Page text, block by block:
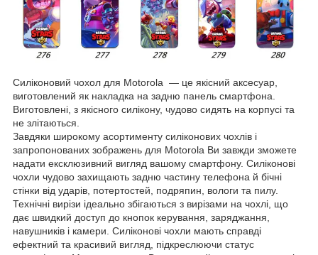
Силіконовий чохол для Motorola — це якісний аксесуар,
виготовлений як накладка на задню панель смартфона.
Виготовлені, з якісного силікону, чудово сидять на корпусі та
не злітаються.
Завдяки широкому асортименту силіконових чохлів і
запропонованих зображень для Motorola Ви завжди зможете
надати ексклюзивний вигляд вашому смартфону. Силіконові
чохли чудово захищають задню частину телефона й бічні
стінки від ударів, потертостей, подряпин, вологи та пилу.
Технічні вирізи ідеально збігаються з вирізами на чохлі, що
дає швидкий доступ до кнопок керування, заряджання,
навушників і камери. Силіконові чохли мають справді
ефектний та красивий вигляд, підкреслюючи статус